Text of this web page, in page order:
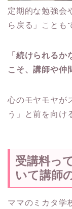
定期的な勉強会
ら戻る」ことも
「続けられる
こそ、講師や仲
心のモヤモヤが
う」と前を向け
受講料っ
いて講師
ママのミカタ学